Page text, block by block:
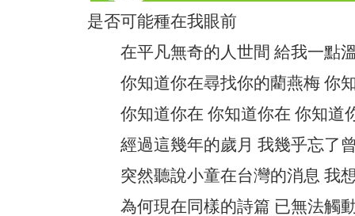
是否可能種在我眼前
在平凡無奇的人世間 給我一點
你知道你在尋找你的藺燕梅 你知
你知道你在 你知道你在 你知道
經過這幾年的歲月 我幾乎忘了
突然聽說小童在台灣的消息 我
為何現在同樣的詩篇 已無法觸